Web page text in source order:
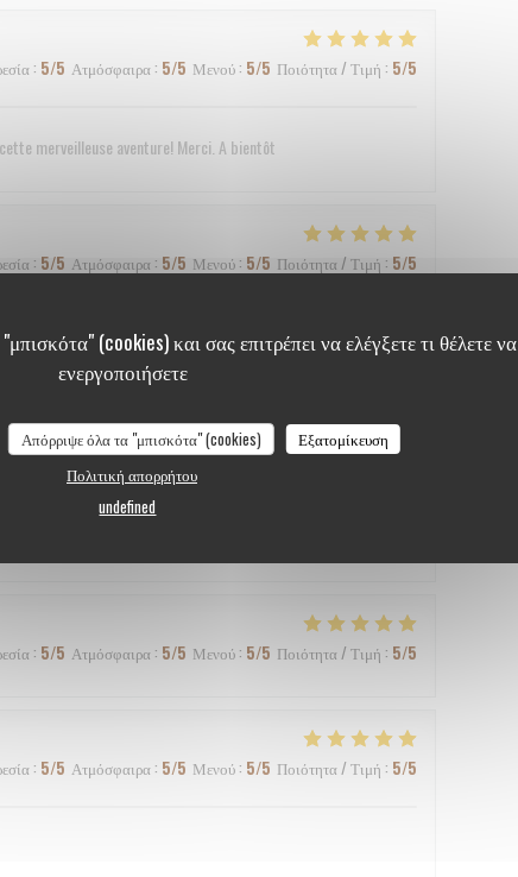
(cookies) και σας επιτρέπει να ελέγξετε τι θέλετε να
ενεργοποιήσετε
Απόρριψε όλα τα "μπισκότα" (cookies)
Εξατομίκευση
Πολιτική απορρήτου
undefined
: 5/5 Ατμόσφαιρα: 5/5 Μενού: 5/5 Ποιότητα / Τιμή : 5/5
merveilleuse aventure! Merci. A bientôt
: 5/5 Ατμόσφαιρα: 5/5 Μενού: 5/5 Ποιότητα / Τιμή : 5/5
:5/5 Ατμόσφαιρα:5/5 Μενού:4/5 Ποιότητα / Τιμή:5
: 5/5 Ατμόσφαιρα: 5/5 Μενού: 5/5 Ποιότητα / Τιμή : 5/5
: 5/5 Ατμόσφαιρα: 5/5 Μενού: 5/5 Ποιότητα / Τιμή : 5/5